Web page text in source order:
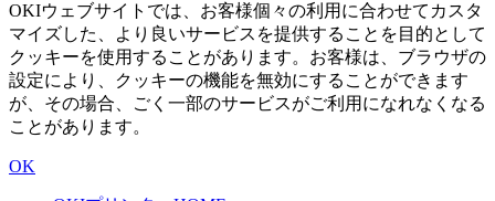
OKIウェブサイトでは、お客様個々の利用に合わせてカスタ
マイズした、より良いサービスを提供することを目的として
クッキーを使用することがあります。お客様は、ブラウザの
設定により、クッキーの機能を無効にすることができます
が、その場合、ごく一部のサービスがご利用になれなくなる
ことがあります。
OK